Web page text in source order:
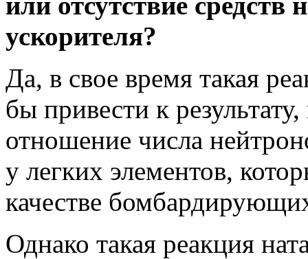
ускорителя?
Да, в свое время такая
бы привести к
отношение числа
у легких элементов,
качестве
Однако такая реакция